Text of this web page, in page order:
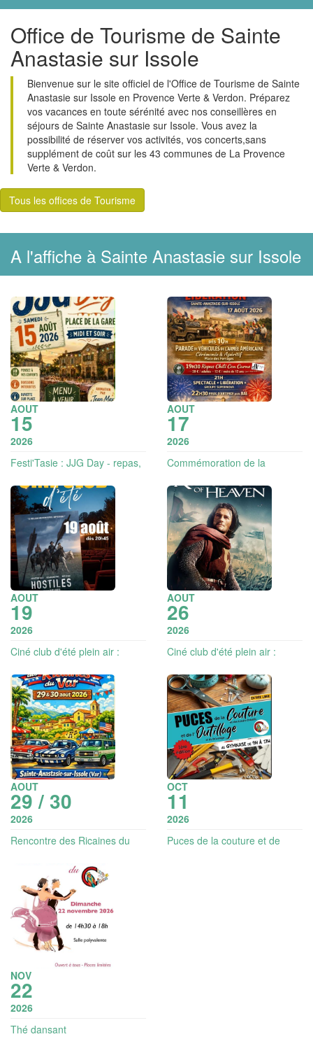
Office de Tourisme de Sainte
Anastasie sur Issole
Bienvenue sur le site officiel de l'Office de Tourisme de Sainte
Anastasie sur Issole en Provence Verte & Verdon. Préparez
vos vacances en toute sérénité avec nos conseillères en
séjours de Sainte Anastasie sur Issole. Vous avez la
possibilité de réserver vos activités, vos concerts,sans
supplément de coût sur les 43 communes de La Provence
Verte & Verdon.
Tous les offices de Tourisme
A l'affiche à Sainte Anastasie sur Issole
AOUT
15
2026
Festi'Tasie : JJG Day - repas,
AOUT
17
2026
Commémoration de la
feu d'artifice
AOUT
19
2026
Ciné club d'été plein air :
AOUT
26
2026
Ciné club d'été plein air :
director's cut
AOUT
29 / 30
2026
Rencontre des Ricaines du
OCT
11
2026
Puces de la couture et de
NOV
22
2026
Thé dansant